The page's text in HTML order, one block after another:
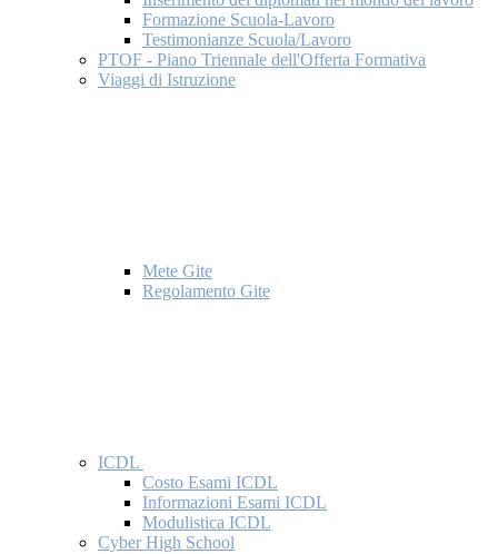
Formazione Scuola-Lavoro
Testimonianze Scuola/Lavoro
PTOF - Piano Triennale dell'Offerta Formativa
Viaggi di Istruzione
Mete Gite
Regolamento Gite
ICDL
Costo Esami ICDL
Informazioni Esami ICDL
Modulistica ICDL
Cyber High School